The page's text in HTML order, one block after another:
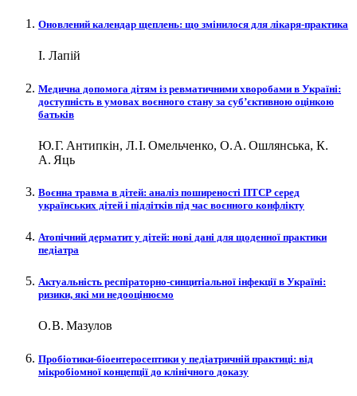
Оновлений календар щеплень: що змінилося для лікаря-практика
І. Лапій
Медична допомога дітям із ревматичними хворобами в Україні:
доступність в умовах воєнного стану за суб’єктивною оцінкою
батьків
Ю. Г. Антипкін, Л. І. Омельченко, О. А. Ошлянська, К.
А. Яць
Воєнна травма в дітей: аналіз поширеності ПТСР серед
українських дітей і підлітків під час воєнного конфлікту
Атопічний дерматит у дітей: нові дані для щоденної практики
педіатра
Актуальність респіраторно-синцитіальної інфекції в Україні:
ризики, які ми недооцінюємо
О. В. Мазулов
Пробіотики-біоентеросептики у педіатричній практиці: від
мікробіомної концепції до клінічного доказу